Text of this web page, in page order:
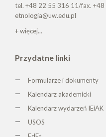
tel. +48 22 55 316 11/fax.
etnologia@uw.edu.pl
+ więcej...
Przydatne linki
Formularze i dokumenty
Kalendarz akademicki
Kalendarz wydarzeń IEiAK
USOS